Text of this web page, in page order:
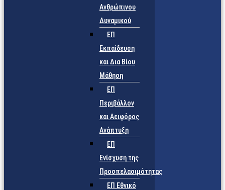
Ανθρώπινου
Δυναμικού
ΕΠ
Εκπαίδευση
και Δια Βίου
Μάθηση
ΕΠ
Περιβάλλον
και Αειφόρος
Ανάπτυξη
ΕΠ
Ενίσχυση της
Προσπελασιμότητας
ΕΠ Εθνικό